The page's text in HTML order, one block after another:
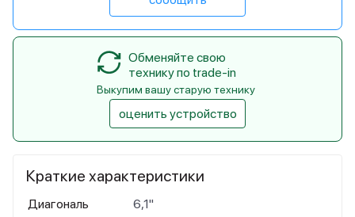
Краткие характеристики
Диагональ
6,1"
Обменяйте свою
технику по trade-in
Выкупим вашу старую технику
оценить устройство